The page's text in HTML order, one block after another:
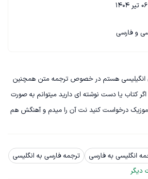
انگیلیسی هستم در خصوص ترجمه متن همچنین
کتاب یا دست نوشته ای دارید میتوانم به صورت
موزیک درخواست کنید نت آن را میدم و آهنگش هم
انگلیسی به فارسی
ترجمه فارسی به انگلیسی
دیگر
و فارسی